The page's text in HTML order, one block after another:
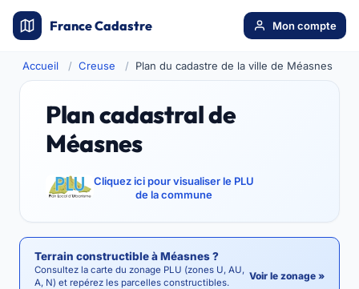
France Cadastre Mon compte
Accueil Creuse Plan du cadastre de la ville de Méasnes
Plan cadastral de
Méasnes
Cliquez ici pour visualiser le PLU
de la commune
Terrain constructible à Méasnes ?
Consultez la carte du zonage PLU (zones U, AU,
A, N) et repérez les parcelles constructibles.
Voir le zonage »